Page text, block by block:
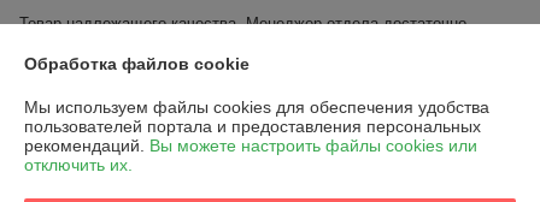
Товар надлежащего качества. Менеджер отдела достаточно
Покупатель
Обработка файлов cookie
Мы используем файлы cookies для обеспечения удобства
пользователей портала и предоставления персональных
рекомендаций. Вы можете настроить файлы cookies или
отключить их.